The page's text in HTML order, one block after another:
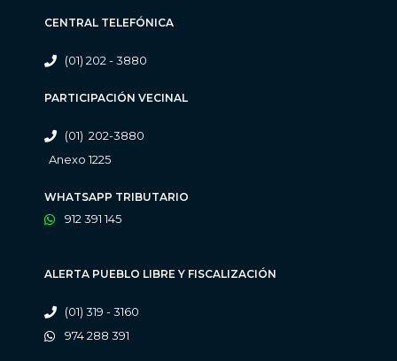
CENTRAL TELEFÓNICA
(01) 202 - 3880
PARTICIPACIÓN VECINAL
(01) 202-3880
Anexo 1225
WHATSAPP TRIBUTARIO
912 391 145
ALERTA PUEBLO LIBRE Y FISCALIZACIÓN
(01) 319 - 3160
974 288 391